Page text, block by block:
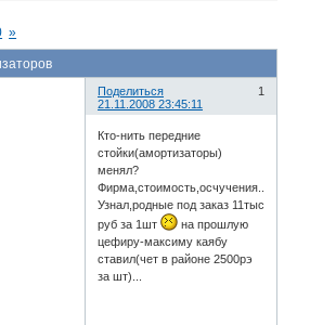
»
Поделиться
1
21.11.2008 23:45:11
Кто-нить передние
стойки(амортизаторы)
менял?
Фирма,стоимость,осчучения...
Узнал,родные под заказ 11тыс
руб за 1шт
на прошлую
цефиру-максиму каябу
ставил(чет в районе 2500рэ
за шт)...